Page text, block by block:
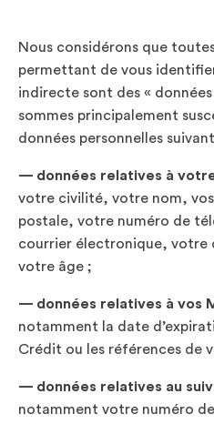
Nous considérons que
permettant de vous
indirecte sont des «
sommes principalement
données personnelles
— données relatives à
votre civilité, votre nom,
postale, votre numéro de
courrier électronique, votre
votre âge ;
— données relatives à vos
notamment la date
Crédit ou les références de
— données relatives au
notamment votre numéro